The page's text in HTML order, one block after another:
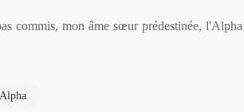
commis, mon âme sœur prédestinée,
mais parce que la loi l'exigeait.
Alpha